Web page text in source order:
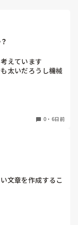
なくてもよい働き
えています
太いだろうし機械
0 ・ 6日前
文章を作成するこ
記録することとの
に工夫しているこ